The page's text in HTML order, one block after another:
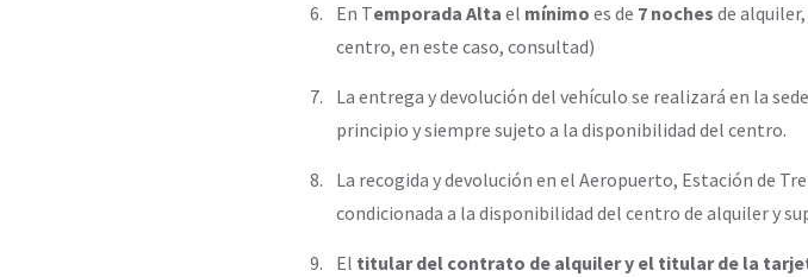
En Temporada Alta el mínimo es de 7 noches de
centro, en este caso, consultad)
La entrega y devolución del vehículo se realizará en la
principio y siempre sujeto a la disponibilidad del centro.
La recogida y devolución en el Aeropuerto, Estación de
condicionada a la disponibilidad del centro de alquiler y
El titular del contrato de alquiler y el titular de la